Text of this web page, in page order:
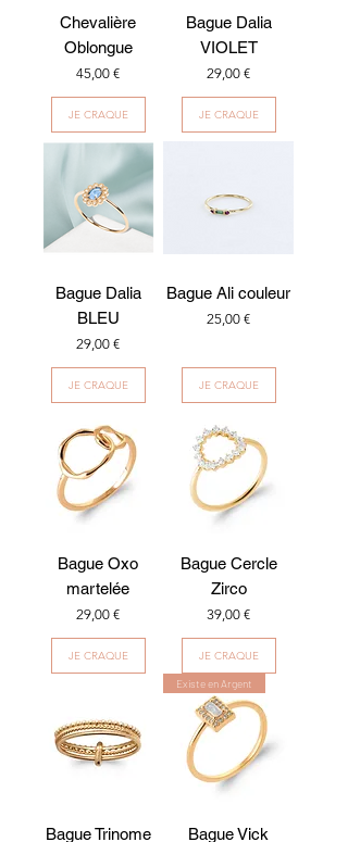
Chevalière
Oblongue
Prix
45,00 €
JE CRAQUE
Bague Dalia
VIOLET
Prix
29,00 €
JE CRAQUE
Bague Dalia
BLEU
Prix
29,00 €
JE CRAQUE
Bague Ali couleur
Prix
25,00 €
JE CRAQUE
Bague Oxo
martelée
Prix
29,00 €
JE CRAQUE
Bague Cercle
Zirco
Prix
39,00 €
JE CRAQUE
Bague Trinome
Existe en Argent
Bague Vick